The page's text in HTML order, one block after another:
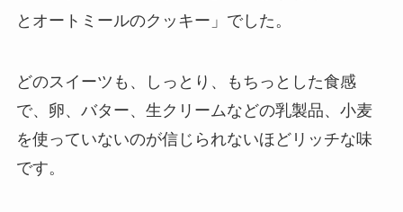
とオートミールのクッキー」でした。
どのスイーツも、しっとり、もちっとした食感
で、卵、バター、生クリームなどの乳製品、小麦
を使っていないのが信じられないほどリッチな味
です。